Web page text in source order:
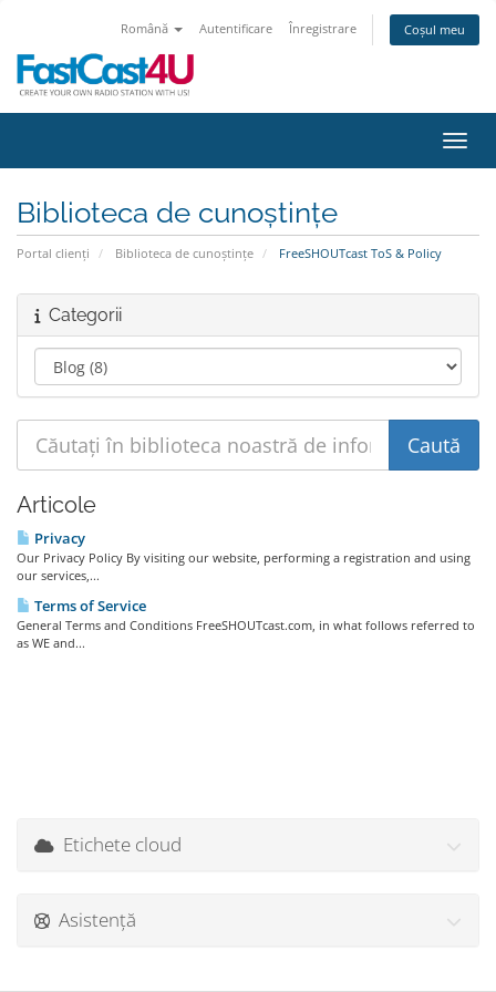
Română Autentificare Înregistrare Coșul meu
Biblioteca de cunoștințe
Portal clienți Biblioteca de cunoștințe FreeSHOUTcast ToS & Policy
Categorii
Articole
Privacy
Our Privacy Policy By visiting our website, performing a registration and using
our services,...
Terms of Service
General Terms and Conditions FreeSHOUTcast.com, in what follows referred to
as WE and...
Etichete cloud
Asistență